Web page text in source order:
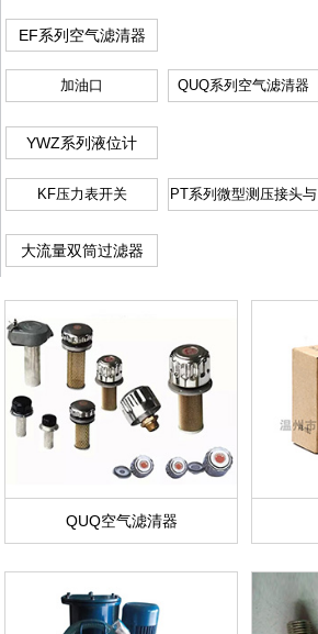
EF系列空气滤清器
加油口 QUQ系列空气滤清器
YWZ系列液位计
KF压力表开关
PT系列微型测压接头与
大流量双筒过滤器
QUQ空气滤清器